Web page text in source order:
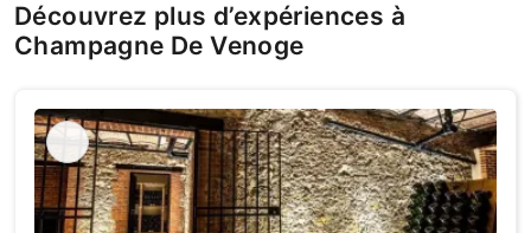
Découvrez plus d’expériences à
Champagne De Venoge